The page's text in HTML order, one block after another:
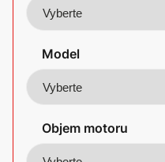
Model
Objem motoru